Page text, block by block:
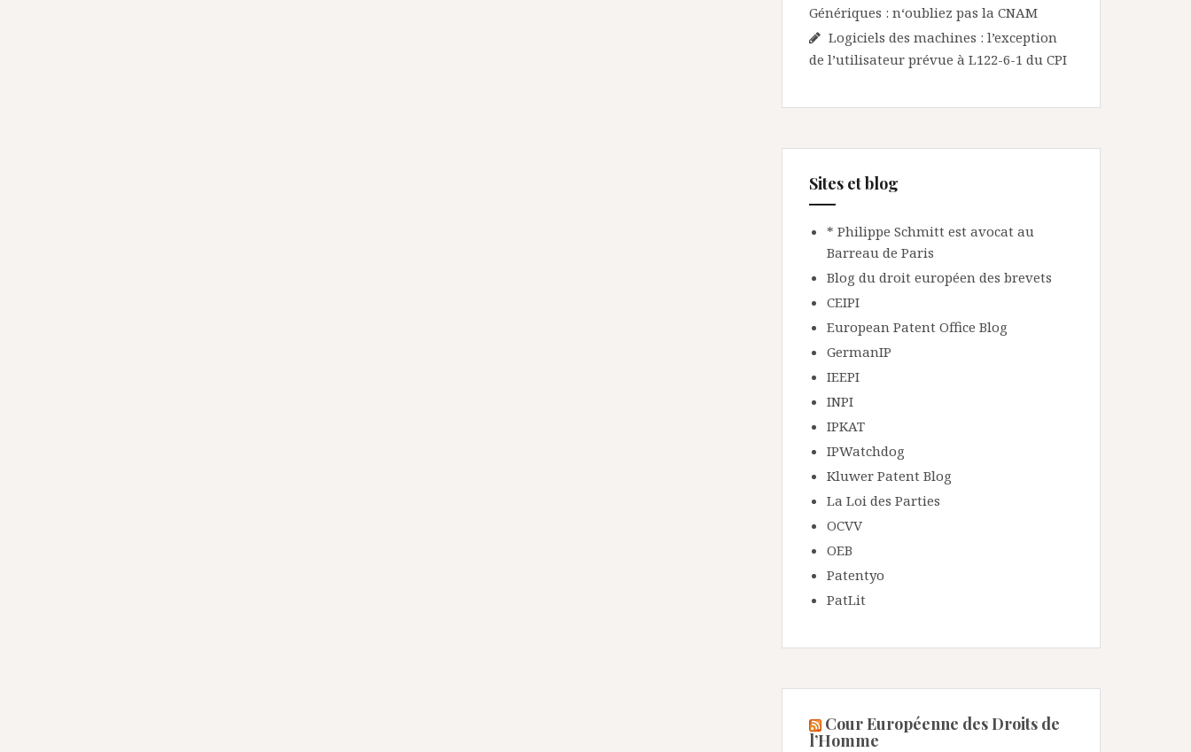
Génériques : n‘oubliez pas la CNAM
Logiciels des machines : l’exception
de l’utilisateur prévue à L122-6-1 du CPI
Sites et blog
* Philippe Schmitt est avocat au
Barreau de Paris
Blog du droit européen des brevets
CEIPI
European Patent Office Blog
GermanIP
IEEPI
INPI
IPKAT
IPWatchdog
Kluwer Patent Blog
La Loi des Parties
OCVV
OEB
Patentyo
PatLit
Cour Européenne des Droits de
l’Homme